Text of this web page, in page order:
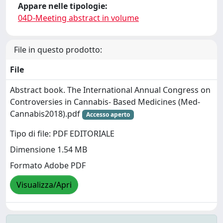
Appare nelle tipologie:
04D-Meeting abstract in volume
File in questo prodotto:
File
Abstract book. The International Annual Congress on
Controversies in Cannabis- Based Medicines (Med-
Cannabis2018).pdf
Accesso aperto
Tipo di file: PDF EDITORIALE
Dimensione 1.54 MB
Formato Adobe PDF
Visualizza/Apri